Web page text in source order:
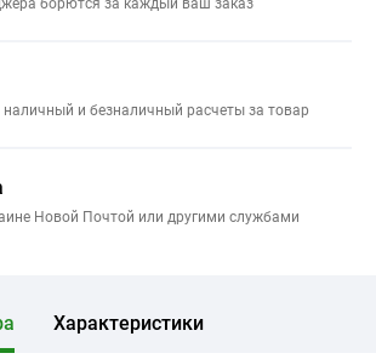
борются за каждый ваш заказ
наличный и безналичный расчеты за товар
Новой Почтой или другими службами
Характеристики